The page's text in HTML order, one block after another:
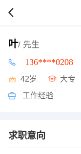
叶/ 先生
136****0208
42岁 大专
工作经验
求职意向